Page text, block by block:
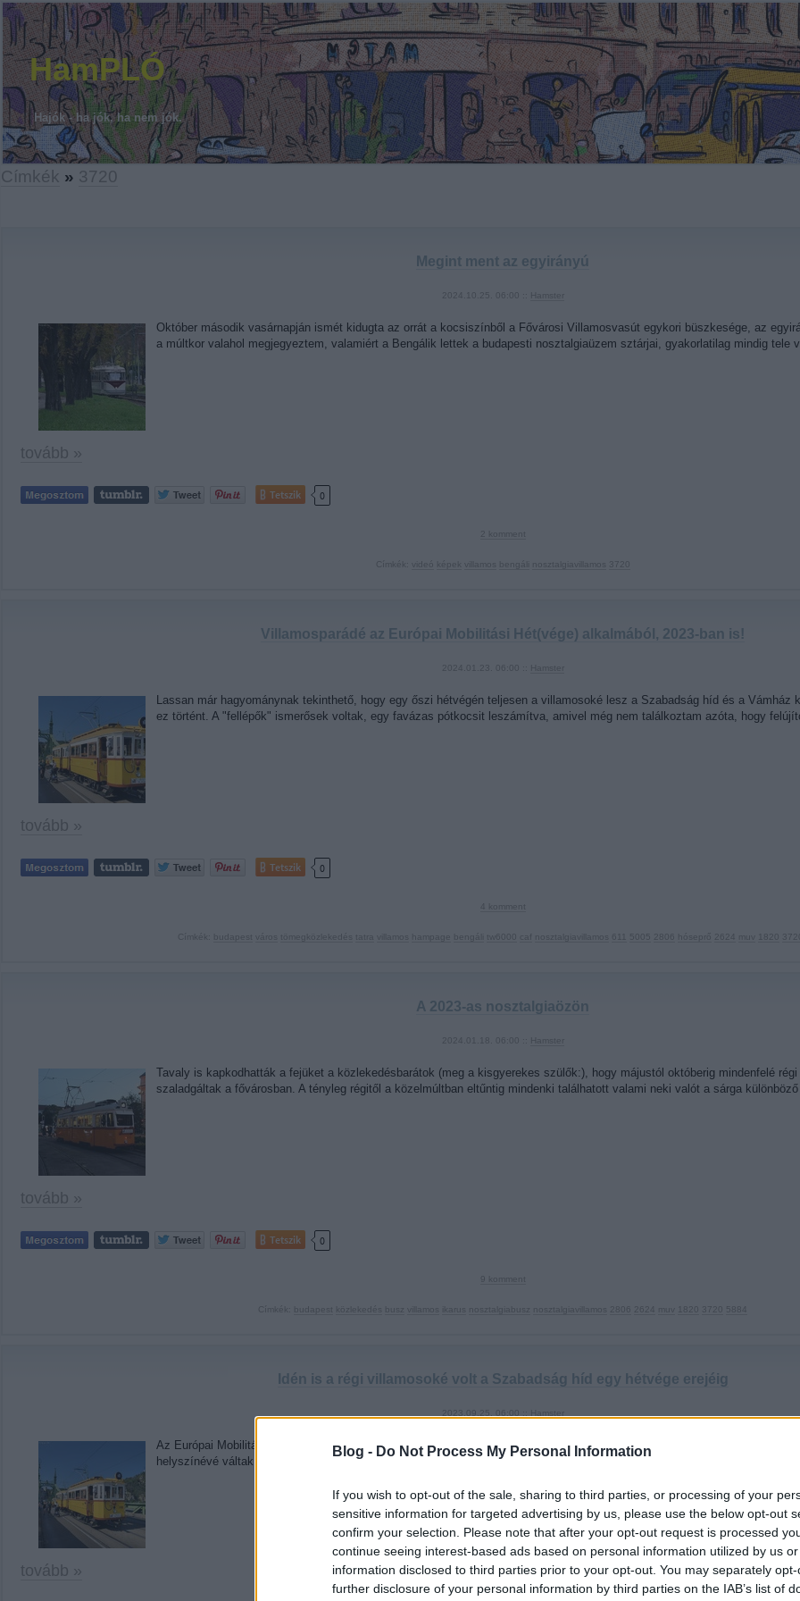
Blog - Do Not Process My Personal Information
If you wish to opt-out of the sale, sharing to third parties, or processing of your
sensitive information for targeted advertising by us, please use the below opt-out
confirm your selection. Please note that after your opt-out request is processed
continue seeing interest-based ads based on personal information utilized by us
information disclosed to third parties prior to your opt-out. You may separately
further disclosure of your personal information by third parties on the IAB’s list of
HamPLÓ
Hajók - ha jók, ha nem jók.
Címkék » 3720
Megint ment az egyirányú
Hamster
Október második vasárnapján ismét kidugta az orrát a kocsiszínből a Fővárosi Villamosvasút egykori büszkesége, az
a múltkor valahol megjegyeztem, valamiért a Bengálik lettek a budapesti nosztalgiaüzem sztárjai, gyakorlatilag mindig tele
tovább »
Tetszik 0
nosztalgiavillamos 3720
Villamosparádé az Európai Mobilitási Hét(vége) alkalmából, 2023-ban is!
Hamster
Lassan már hagyománynak tekinthető, hogy egy őszi hétvégén teljesen a villamosoké lesz a Szabadság híd és a Vámház
ez történt. A "fellépők" ismerősek voltak, egy favázas pótkocsit leszámítva, amivel még nem találkoztam azóta, hogy
tovább »
Tetszik 0
tömegközlekedés tw6000 caf nosztalgiavillamos 3720
A 2023-as nosztalgiaözön
Hamster
Tavaly is kapkodhatták a fejüket a közlekedésbarátok (meg a kisgyerekes szülők:), hogy májustól októberig mindenfelé
szaladgáltak a fővárosban. A tényleg régitől a közelmúltban eltűntig mindenki találhatott valami neki valót a sárga
tovább »
Tetszik 0
9
közlekedés busz nosztalgiabusz nosztalgiavillamos 3720
Idén is a régi villamosoké volt a Szabadság híd egy hétvége erejéig
2023.09.25. 06:00 :: Hamster
Az Európai Mobilitási Hét(vége) alkalmából idén is lezárták a Kiskörutat, és a Szabadság híd budai hídfőjétől a Lónyay
helyszínévé váltak a vágányok. Ahogy az utóbbi években szinte minden évben érkezett "új" jármű a BKV
tovább »